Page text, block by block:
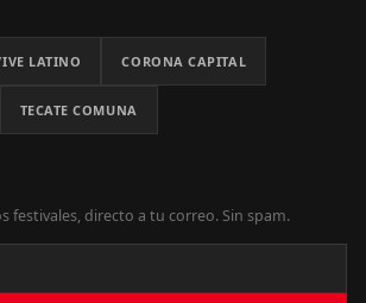
LATINO CORONA CAPITAL
TECATE COMUNA
festivales, directo a tu correo. Sin spam.